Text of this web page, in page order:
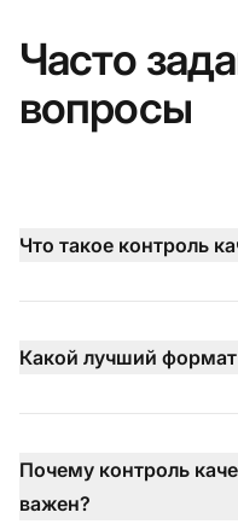
Часто
вопросы
Что такое контроль
Какой лучший
Почему контроль
важен?